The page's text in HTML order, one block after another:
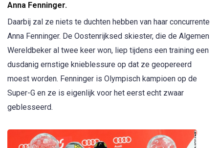
Anna Fenninger.
Daarbij zal ze niets te duchten hebben van haar concurrente
Anna Fenninger. De Oostenrijksed skiester, die de Algemen
Wereldbeker al twee keer won, liep tijdens een training een
dusdanig ernstige knieblessure op dat ze geopereerd
moest worden. Fenninger is Olympisch kampioen op de
Super-G en ze is eigenlijk voor het eerst echt zwaar
geblesseerd.